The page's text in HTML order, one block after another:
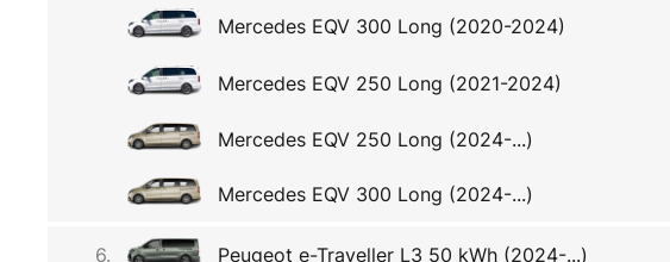
Mercedes EQV 300 Long (2020-2024)
Mercedes EQV 250 Long (2021-2024)
Mercedes EQV 250 Long (2024-...)
Mercedes EQV 300 Long (2024-...)
6. Peugeot e-Traveller L3 50 kWh (2024-...)